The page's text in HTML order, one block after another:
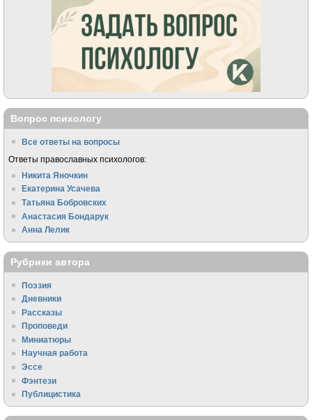
Вопрос психологу
Все ответы на вопросы
Ответы православных психологов:
Никита Яночкин
Екатерина Усачева
Татьяна Бобровских
Анастасия Бондарук
Анна Лелик
Рубрики автора
Поэзия
Дневники
Рассказы
Проповеди
Миниатюры
Научная работа
Эссе
Фэнтези
Публицистика